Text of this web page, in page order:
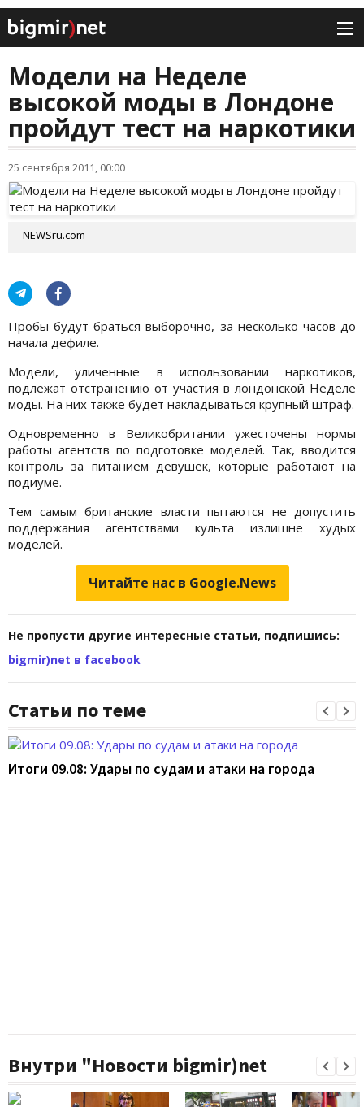
Модели на Неделе
высокой моды в Лондоне
пройдут тест на наркотики
25 сентября 2011, 00:00
NEWSru.com
Пробы будут браться выборочно, за несколько часов до
начала дефиле.
Модели, уличенные в использовании наркотиков,
подлежат отстранению от участия в лондонской Неделе
моды. На них также будет накладываться крупный штраф.
Одновременно в Великобритании ужесточены нормы
работы агентств по подготовке моделей. Так, вводится
контроль за питанием девушек, которые работают на
подиуме.
Тем самым британские власти пытаются не допустить
поддержания агентствами культа излишне худых
моделей.
Читайте нас в Google.News
Не пропусти другие интересные статьи, подпишись:
bigmir)net в facebook
Статьи по теме
Итоги 09.08: Удары по судам и атаки на города
Внутри "Новости bigmir)net